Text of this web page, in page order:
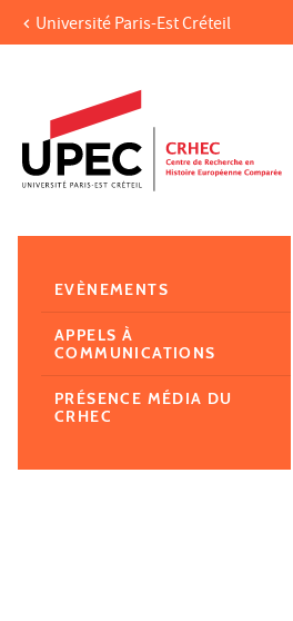
Aller au contenu
Recherche
Navigation secondaire
Université Paris-Est Créteil
EVÈNEMENTS
APPELS À
COMMUNICATIONS
PRÉSENCE MÉDIA DU
CRHEC